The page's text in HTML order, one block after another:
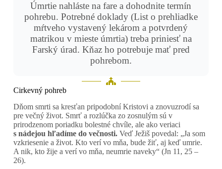
Úmrtie nahláste na fare a dohodnite termín
pohrebu. Potrebné doklady (List o prehliadke
mŕtveho vystavený lekárom a potvrdený
matrikou v mieste úmrtia) treba priniesť na
Farský úrad. Kňaz ho potrebuje mať pred
pohrebom.
Cirkevný pohreb
Dňom smrti sa kresťan pripodobní Kristovi a znovuzrodí sa
pre večný život. Smrť a rozlúčka zo zosnulým sú v
prirodzenom poriadku bolestné chvíle, ale ako veriaci
s nádejou hľadíme do večnosti.Veď Ježiš povedal: „Ja som
vzkriesenie a život. Kto verí vo mňa, bude žiť, aj keď umrie.
A nik, kto žije a verí vo mňa, neumrie naveky“ (Jn 11, 25 –
26).